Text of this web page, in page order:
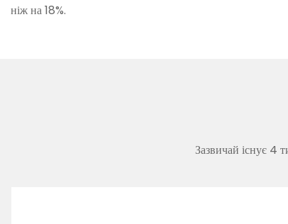
ніж на 18%.
Зазвичай існує 4